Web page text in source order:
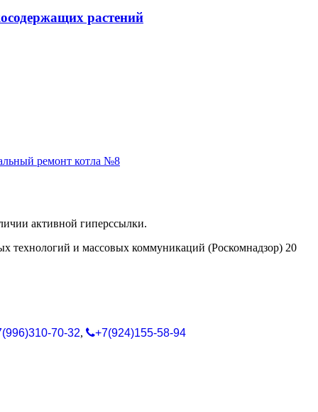
растений
ремонт котла №8
активной гиперссылки.
технологий и массовых коммуникаций (Роскомнадзор) 20
70-32, +7(924)155-58-94